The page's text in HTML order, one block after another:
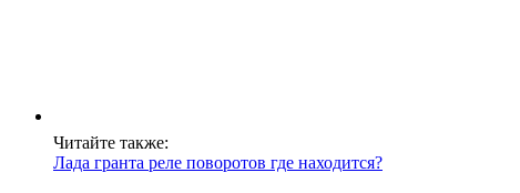
Читайте также:
Лада гранта реле поворотов где находится?